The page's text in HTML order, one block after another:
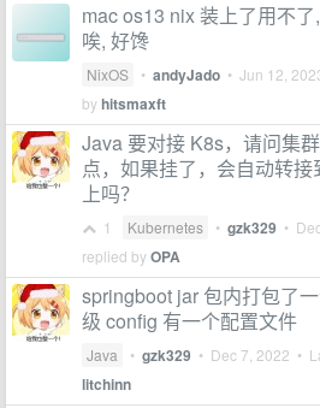
mac os13 nix 装上了用不
唉, 好馋
NixOS • andyJado • Jun 12,
byhitsmaxft
Java 要对接 K8s，请问集
点，如果挂了，会自动转
上吗？
1 Kubernetes • gzk329 •
replied byOPA
springboot jar 包内打包了
级 config 有一个配置文件
Java • gzk329 • Dec 7, 2022 •
litchinn